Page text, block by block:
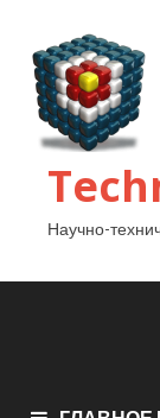
Научно-